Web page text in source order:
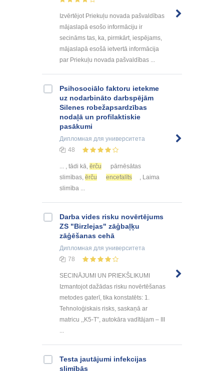
Izvērtējot Priekuļu novada pašvaldības
mājaslapā esošo informāciju ir
secināms tas, ka, pirmkārt, iespējams,
mājaslapā esošā ietvertā informācija
par Priekuļu novada pašvaldības ...
Psihosociālo faktoru ietekme
uz nodarbināto darbspējām
Silenes robežapsardzības
nodaļā un profilaktiskie
pasākumi
Дипломная для университета
48
... , tādi kā, ērču
pārnēsātas
slimības, ērču encefalīts
, Laima
slimība ...
Darba vides risku novērtējums
ZS "Birzlejas" zāģbaļķu
zāģēšanas cehā
Дипломная для университета
78
SECINĀJUMI UN PRIEKŠLIKUMI
Izmantojot dažādas risku novērtēšanas
metodes gaterī, tika konstatēts: 1.
Tehnoloģiskais risks, saskaņā ar
matricu ,,K5-T”, autokāra vadītājam – III
...
Testa jautājumi infekcijas
slimībās